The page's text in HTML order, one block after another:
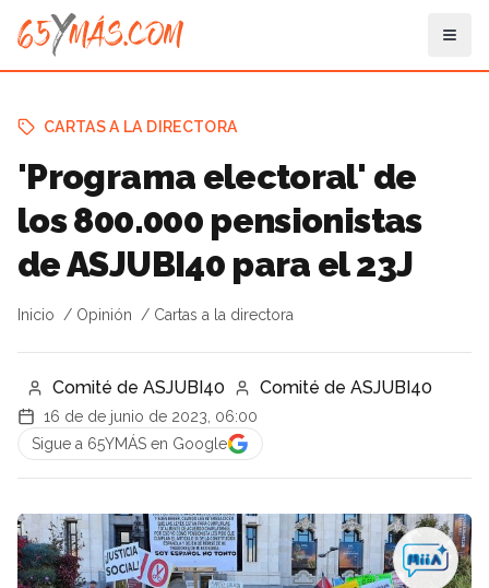
CARTAS A LA DIRECTORA
'Programa electoral' de
los 800.000 pensionistas
de ASJUBI40 para el 23J
Inicio Opinión Cartas a la directora
Comité de ASJUBI40 Comité de ASJUBI40
16 de de junio de 2023, 06:00
Sigue a 65YMÁS en Google